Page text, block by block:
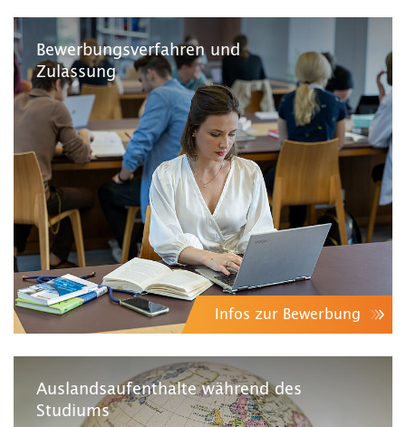
Bewerbungsverfahren und
Zulassung
Infos zur Bewerbung
Auslandsaufenthalte während des
Studiums